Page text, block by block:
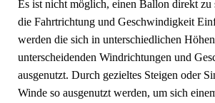
Es ist nicht möglich, einen Ballon direkt zu
die Fahrtrichtung und Geschwindigkeit
werden die sich in unterschiedlichen
unterscheidenden Windrichtungen und
ausgenutzt. Durch gezieltes Steigen oder
Winde so ausgenutzt werden, um sich